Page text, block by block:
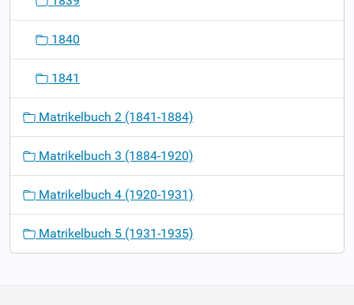
1840
1841
Matrikelbuch 2 (1841-1884)
Matrikelbuch 3 (1884-1920)
Matrikelbuch 4 (1920-1931)
Matrikelbuch 5 (1931-1935)